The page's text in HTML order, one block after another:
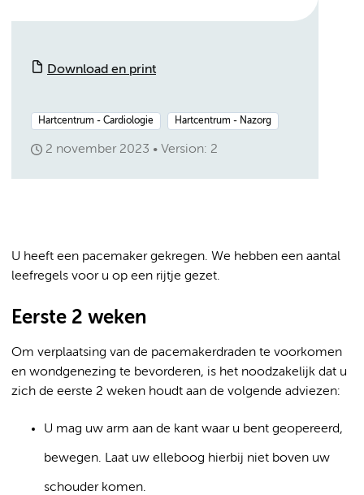
Download en print
Hartcentrum - Cardiologie Hartcentrum - Nazorg
2 november 2023 Version: 2
U heeft een pacemaker gekregen. We hebben een aantal
leefregels voor u op een rijtje gezet.
Eerste 2 weken
Om verplaatsing van de pacemakerdraden te voorkomen
en wondgenezing te bevorderen, is het noodzakelijk dat u
zich de eerste 2 weken houdt aan de volgende adviezen:
U mag uw arm aan de kant waar u bent geopereerd,
bewegen. Laat uw elleboog hierbij niet boven uw
schouder komen.